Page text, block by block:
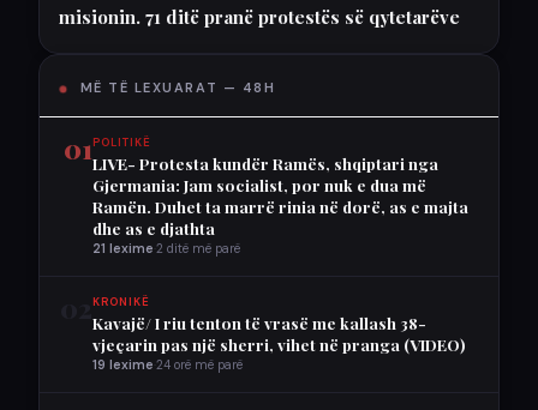
misionin. 71 ditë pranë protestës së qytetarëve
MË TË LEXUARAT — 48H
01POLITIKË
LIVE- Protesta kundër Ramës, shqiptari nga
Gjermania: Jam socialist, por nuk e dua më
Ramën. Duhet ta marrë rinia në dorë, as e majta
dhe as e djathta
21 lexime 2 ditë më parë
KRONIKË
Kavajë/ I riu tenton të vrasë me kallash 38-
vjeçarin pas një sherri, vihet në pranga (VIDEO)
19 lexime 24 orë më parë